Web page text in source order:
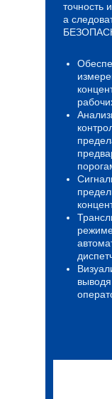
точность
а